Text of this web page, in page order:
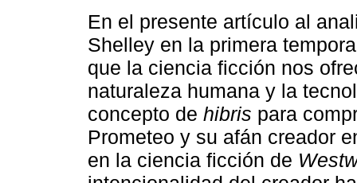
En el presente artículo al
Shelley en la primera
que la ciencia ficción nos
naturaleza humana y la
concepto de hibris para
Prometeo y su afán creador
en la ciencia ficción de